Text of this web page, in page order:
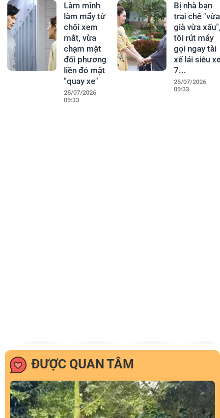
Làm mình
làm mẩy từ
chối xem
mắt, vừa
chạm mặt
đối phương
liền đỏ mặt
"quay xe"
25/07/2026
09:33
Bị nhà bạn
trai chê "vừa
già vừa
tôi rút máy
gọi ngay tài
xế lái siêu
7...
25/07/2026
09:33
ĐƯỢC QUAN TÂM